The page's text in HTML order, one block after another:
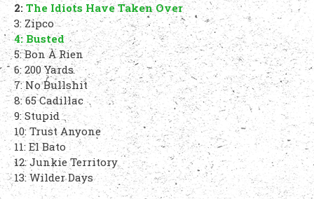
2: The Idiots Have Taken Over
3: Zipco
4: Busted
5: Bon À Rien
6: 200 Yards
7: No Bullshit
8: 65 Cadillac
9: Stupid
10: Trust Anyone
11: El Bato
12: Junkie Territory
13: Wilder Days